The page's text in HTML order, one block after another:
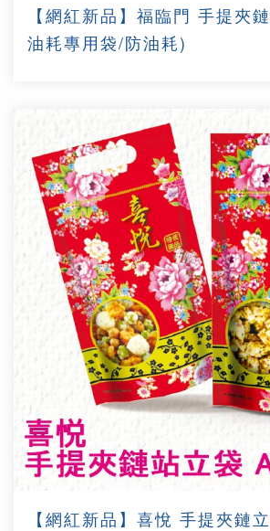
【網紅新品】福臨門 手提夾
油耗專用袋/防油耗)
【網紅新品】喜悅 手提夾鏈